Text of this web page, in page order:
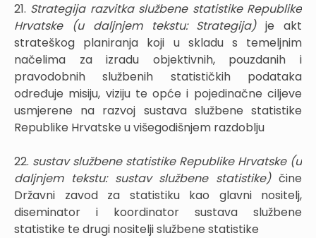
21. Strategija razvitka službene statistike Republike
Hrvatske (u daljnjem tekstu: Strategija)je akt
strateškog planiranja koji u skladu s temeljnim
načelima za izradu objektivnih, pouzdanih i
pravodobnih službenih statističkih podataka
određuje misiju, viziju te opće i pojedinačne ciljeve
usmjerene na razvoj sustava službene statistike
Republike Hrvatske u višegodišnjem razdoblju
22. sustav službene statistike Republike Hrvatske (u
daljnjem tekstu: sustav službene statistike) čine
Državni zavod za statistiku kao glavni nositelj,
diseminator i koordinator sustava službene
statistike te drugi nositelji službene statistike